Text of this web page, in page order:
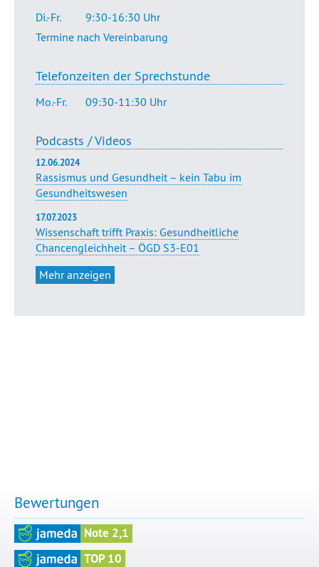
Di.-Fr.
9:30-16:30 Uhr
Termine nach Vereinbarung
Telefonzeiten der Sprechstunde
Mo.-Fr. 09:30-11:30 Uhr
Podcasts / Videos
12.06.2024
Rassismus und Gesundheit – kein Tabu im
Gesundheitswesen
17.07.2023
Wissenschaft trifft Praxis: Gesundheitliche
Chancengleichheit – ÖGD S3-E01
Mehr anzeigen
Bewertungen
Note 2,1
TOP 10